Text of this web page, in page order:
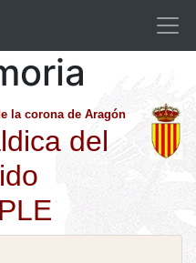
la corona de Aragón
del